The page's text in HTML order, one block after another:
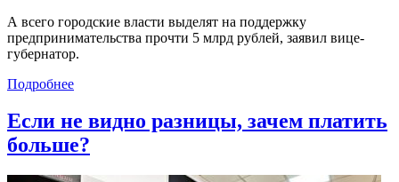
А всего городские власти выделят на поддержку
предпринимательства прочти 5 млрд рублей, заявил вице-
губернатор.
Подробнее
Если не видно разницы, зачем платить
больше?